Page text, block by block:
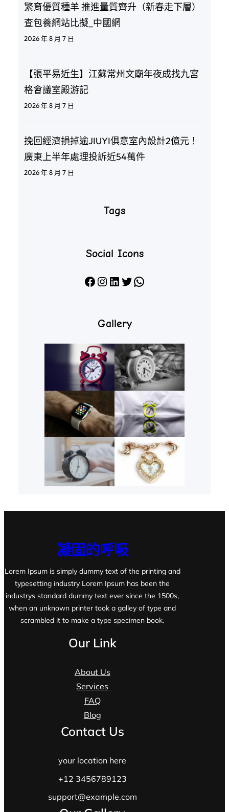
繁育優質種羊 推進量質齊升（新春走下層）
查包養網站比擬_中國網
2026 年 8 月 7 日
【張平易近生】江蘇常州文廟年夜成找九宮
格會議室殿游記
2026 年 8 月 7 日
挽回經濟損掉逾JIUYI俱意室內設計2億元！
廣東上半年處理投訴近54萬件
2026 年 8 月 7 日
Tags
Social Icons
Facebook Instagram LinkedIn X WhatsApp
Gallery
凝固的呼吸
Lorem Ipsum is simply dummy text of the printing and
typesetting industry Lorem Ipsum has been the
industrys standard dummy text ever since the 1500s,
when an unknown printer took a galley of type and
scrambled it to make a type specimen book.
Our Link
About Us
Services
FAQ
Blog
Contact Us
your location here
+12 3456789123
support@example.com